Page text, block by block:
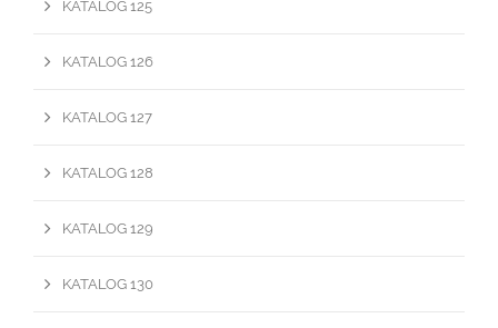
KATALOG 125
KATALOG 126
KATALOG 127
KATALOG 128
KATALOG 129
KATALOG 130